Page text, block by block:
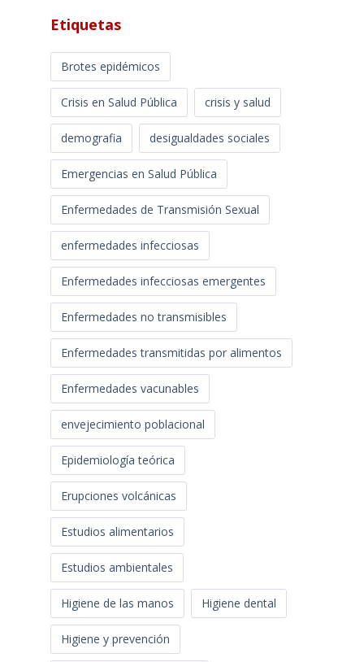
Etiquetas
Brotes epidémicos
Crisis en Salud Pública crisis y salud
demografia desigualdades sociales
Emergencias en Salud Pública
Enfermedades de Transmisión Sexual
enfermedades infecciosas
Enfermedades infecciosas emergentes
Enfermedades no transmisibles
Enfermedades transmitidas por alimentos
Enfermedades vacunables
envejecimiento poblacional
Epidemiología teórica
Erupciones volcánicas
Estudios alimentarios
Estudios ambientales
Higiene de las manos Higiene dental
Higiene y prevención